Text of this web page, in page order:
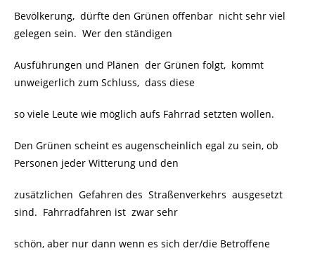
Bevölkerung, dürfte den Grünen offenbar nicht sehr viel
gelegen sein. Wer den ständigen
Ausführungen und Plänen der Grünen folgt, kommt
unweigerlich zum Schluss, dass diese
so viele Leute wie möglich aufs Fahrrad setzten wollen.
Den Grünen scheint es augenscheinlich egal zu sein, ob
Personen jeder Witterung und den
zusätzlichen Gefahren des Straßenverkehrs ausgesetzt
sind. Fahrradfahren ist zwar sehr
schön, aber nur dann wenn es sich der/die Betroffene